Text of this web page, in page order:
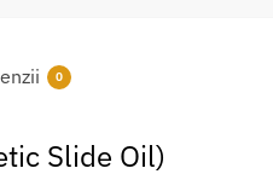
0
Slide Oil)